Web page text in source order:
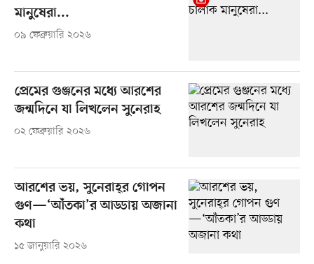
মানুষেরা...
০৯ ফেব্রুয়ারি ২০২৬
প্রেমের গুঞ্জনের মধ্যে আরশের
জন্মদিনে যা লিখলেন সুনেরাহ
০২ ফেব্রুয়ারি ২০২৬
আরশের ভয়, সুনেরাহ্‌র গোপন
গুণ—‘আঁতকা’র আড্ডায় অজানা
কথা
১৫ জানুয়ারি ২০২৬